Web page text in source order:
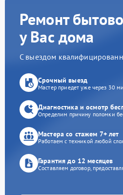
Ремонт
у Вас дома
С выездом
Срочный выезд
Мастер приедет уже через 30
Диагностика и осмотр
Определим причину поломки
Мастера со стажем 7+ лет
Работаем с техникой любой
Гарантия до 12 месяцев
Составляем договор,